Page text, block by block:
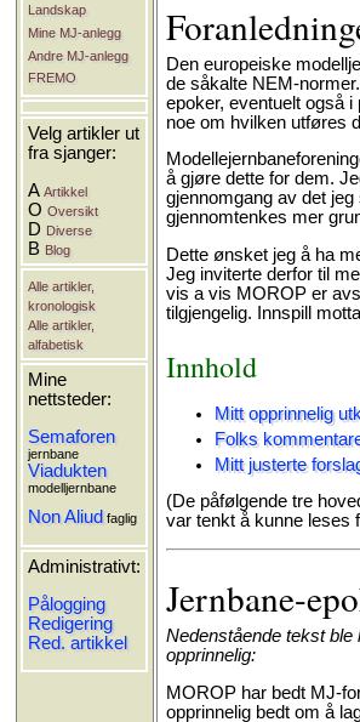
Landskap
Mine MJ-anlegg
Andre MJ-anlegg
FREMO
Velg artikler ut
fra sjanger:
AArtikkel
OOversikt
D Diverse
B Blog
Alle artikler,
kronologisk
Alle artikler,
alfabetisk
Mine
nettsteder:
Semaforen
jernbane
Viadukten
modelljernbane
Non Aliud faglig
Administrativt:
Pålogging
Redigering
Red. artikkel
Den europeiske
de såkalte NEM-
epoker, eventuelt også
noe om hvilken utføres
å gjøre dette for dem.
gjennomgang av det
gjennomtenkes mer
Dette ønsket jeg å ha
Jeg inviterte derfor til
vis a vis MOROP er
tilgjengelig. Innspill
Innhold
Mitt opprinnelig
Folks
Mitt justerte
(De påfølgende tre
var tenkt å kunne leses
Jernbane-
Nedenstående tekst ble
opprinnelig:
MOROP har bedt MJ-
opprinnelig bedt om å